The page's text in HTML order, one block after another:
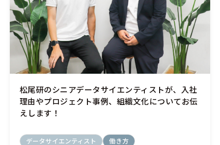
松尾研のシニアデータサイエンティストが、入社
理由やプロジェクト事例、組織文化についてお伝
えします！
データサイエンティスト
働き方